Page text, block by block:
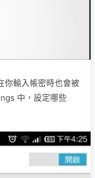
你輸入帳密時也會被
中，設定哪些